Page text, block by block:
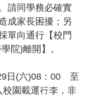
請同學務必確實
成家長困擾；另
單向通行【校門
院)離開】。
日(六)08：00 至
園載運行李，非